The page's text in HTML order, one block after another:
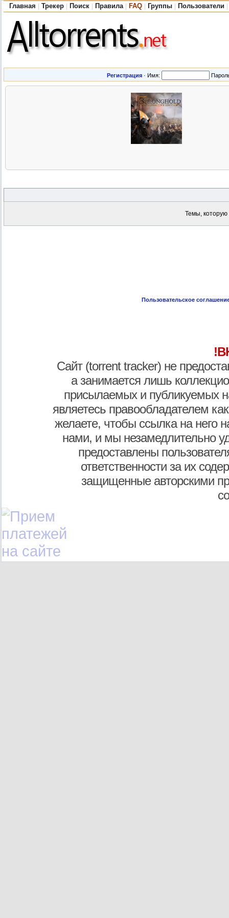
Главная Трекер Поиск Правила FAQ Группы Пользователи
Регистрация · Имя:
Темы, которую
Пользовательское
Сайт (torrent tracker) не
а занимается лишь
присылаемых и публикуемых
являетесь правообладателем
желаете, чтобы ссылка на него
нами, и мы незамедлительно
предоставлены
ответственности за их
защищенные авторскими